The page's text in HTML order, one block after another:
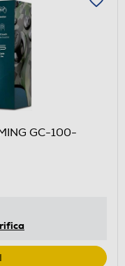
GC-100-